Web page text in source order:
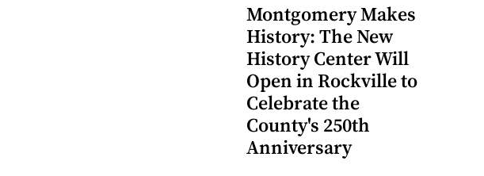
Montgomery Makes
History: The New
History Center Will
Open in Rockville to
Celebrate the
County's 250th
Anniversary